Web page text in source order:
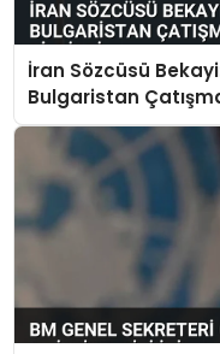
İran Sözcüsü
Bulgaristan
Bildirdi